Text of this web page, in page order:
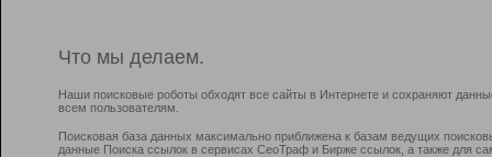
Что мы делаем.
Наши поисковые роботы обходят все сайты в Интернете и сохраняют
всем пользователям.
Поисковая база данных максимально приближена к базам ведущих
данные Поиска ссылок в сервисах СеоТраф и Бирже ссылок, а также для